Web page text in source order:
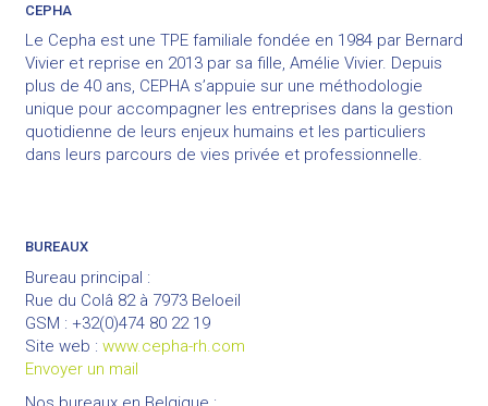
CEPHA
Le Cepha est une TPE familiale fondée en 1984 par Bernard
Vivier et reprise en 2013 par sa fille, Amélie Vivier. Depuis
plus de 40 ans, CEPHA s’appuie sur une méthodologie
unique pour accompagner les entreprises dans la gestion
quotidienne de leurs enjeux humains et les particuliers
dans leurs parcours de vies privée et professionnelle.
BUREAUX
Bureau principal :
Rue du Colâ 82 à 7973 Beloeil
GSM : +32(0)474 80 22 19
Site web : www.cepha-rh.com
Envoyer un mail